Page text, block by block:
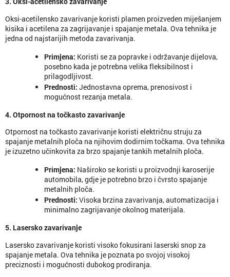
Oksi-acetilensko zavarivanje koristi plamen proizveden miješanjem
kisika i acetilena za zagrijavanje i spajanje metala. Ova tehnika je
jedna od najstarijih metoda zavarivanja.
Primjena: Koristi se za popravke i održavanje dijelova,
posebno kada je potrebna velika fleksibilnost i
prilagodljivost.
Prednosti: Jednostavna oprema, prenosivost i
mogućnost rezanja metala.
4. Otpornost na točkasto zavarivanje
Otpornost na točkasto zavarivanje koristi električnu struju za
spajanje metalnih ploča na njihovim dodirnim točkama. Ova tehnika
je izuzetno učinkovita za brzo spajanje tankih metalnih ploča.
Primjena: Naširoko se koristi u proizvodnji karoserije
automobila, gdje je potrebno brzo i čvrsto spajanje
metalnih ploča.
Prednosti: Visoka brzina zavarivanja, automatizacija i
minimalno zagrijavanje okolnog materijala.
5. Lasersko zavarivanje
Lasersko zavarivanje koristi visoko fokusirani laserski snop za
spajanje metala. Ova tehnika je poznata po svojoj visokoj
preciznosti i mogućnosti dubokog prodiranja.